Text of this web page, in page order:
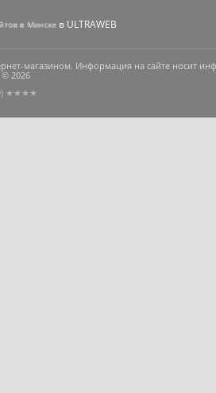
в ULTRAWEB
магазином. Информация на сайте носит
2026
) ★★★★